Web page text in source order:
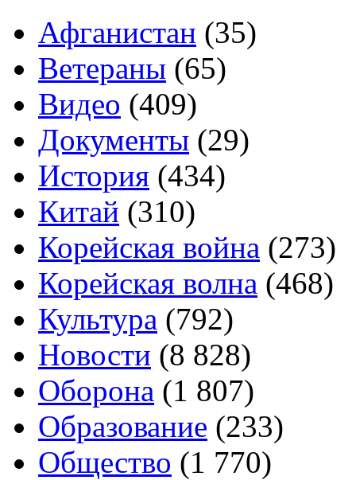
Афганистан (35)
Ветераны (65)
Видео (409)
Документы (29)
История (434)
Китай (310)
Корейская война (273)
Корейская волна (468)
Культура (792)
Новости (8 828)
Оборона (1 807)
Образование (233)
Общество (1 770)